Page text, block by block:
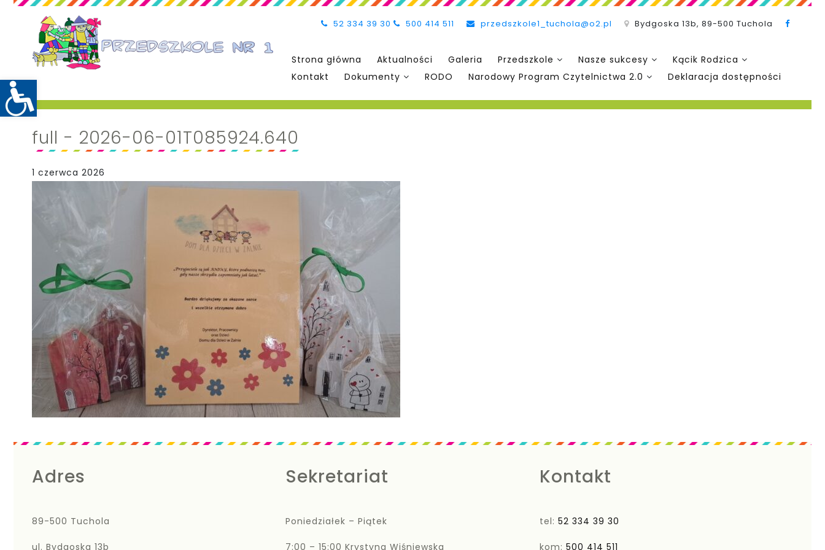
52 334 39 30 500 414 511 przedszkole1_tuchola@o2.pl Bydgoska 13b, 89-500 Tuchola
Strona główna Aktualności Galeria Przedszkole Nasze sukcesy
Kącik Rodzica
Kontakt
Dokumenty RODO Narodowy Program Czytelnictwa 2.0 Deklaracja dostępności
full - 2026-06-01T085924.640
1 czerwca 2026
Adres
89-500 Tuchola
ul. Bydgoska 13b
Sekretariat
Poniedziałek – Piątek
7:00 – 15:00 Krystyna Wiśniewska
Kontakt
tel: 52 334 39 30
kom: 500 414 511